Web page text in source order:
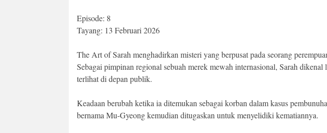
Episode: 8
Tayang: 13 Februari 2026
The Art of Sarah menghadirkan misteri yang berpusat pada seorang
Sebagai pimpinan regional sebuah merek mewah internasional, Sarah dikenal
terlihat di depan publik.
Keadaan berubah ketika ia ditemukan sebagai korban dalam kasus
bernama Mu-Gyeong kemudian ditugaskan untuk menyelidiki kematiannya.